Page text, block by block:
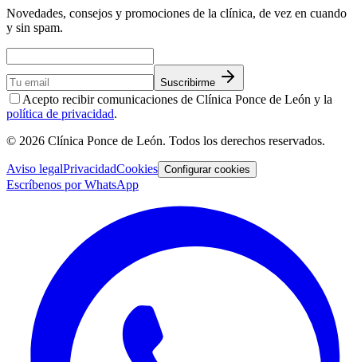
Novedades, consejos y promociones de la clínica, de vez en cuando
y sin spam.
Suscribirme
Acepto recibir comunicaciones de Clínica Ponce de León y la
política de privacidad.
© 2026 Clínica Ponce de León. Todos los derechos reservados.
Aviso legalPrivacidadCookies Configurar cookies
Escríbenos por WhatsApp